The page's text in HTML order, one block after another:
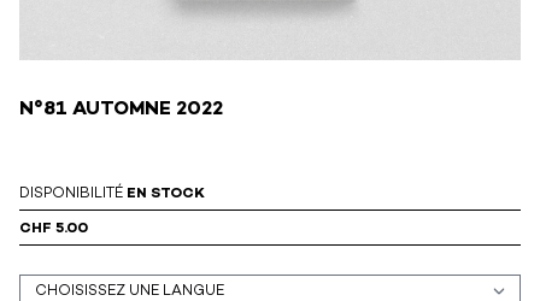
N°81 AUTOMNE 2022
DISPONIBILITÉ EN STOCK
CHF 5.00